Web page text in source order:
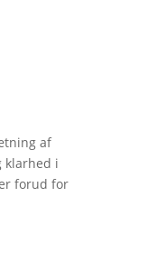
af
klarhed i
forud for